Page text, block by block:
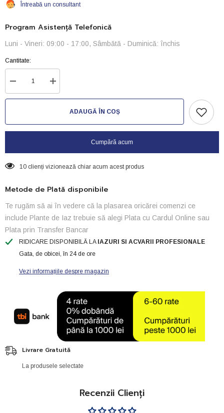
Întreabă un consultant
Program Asistență Telefonică
Luni - Vineri: 09:00 - 17:00, Sâmbătă - Duminică: închis
Cantitate:
Reduceți
cantitatea
pentru
electrovalvă
Creșteți
cantitatea
pentru
profesional
electrovalvă
ADAUGĂ ÎN COȘ
Cumpără acum
10 clienți vizionează chiar acum acest produs
Metode de Plată disponibile
Te rugăm să ai în vedere că la plasarea oricărei comenzi ce
include Plante de Iaz trebuie să alegi Plata cu Cardul Online sau
Plata prin Transfer Bancar
RIDICARE DISPONIBILĂ LA IAZURI SI ACVARII PROFESIONALE
Gata, de obicei, în 24 de ore
Vezi informațiile despre magazin
Livrare Gratuită
La produsele selectate
Recenzii Clienți